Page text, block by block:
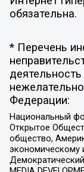
обязательна.
* Перечень
Федерации:
Национальный
Открытое
общество,
экономическому